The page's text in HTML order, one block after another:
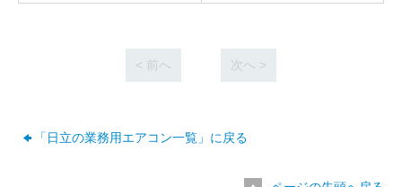
< 前へ 次へ >
「日立の業務用エアコン一覧」に戻る